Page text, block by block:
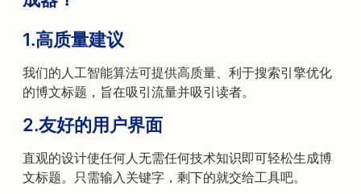
1.高质量建议
我们的人工智能算法可提供高质量、利于搜索引擎优化
的博文标题，旨在吸引流量并吸引读者。
2.友好的用户界面
直观的设计使任何人无需任何技术知识即可轻松生成博
文标题。只需输入关键字，剩下的就交给工具吧。